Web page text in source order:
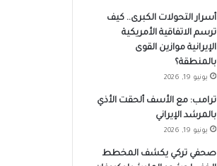
أسرار التحولات الكبرى.. كيف
ترسم الاتفاقية الأمريكية
الإيرانية موازين القوى
بالمنطقة؟
يونيو 19, 2026
ترامب: مع الأسف ألحقت الأذي
بالمرشد الإيراني
يونيو 19, 2026
صحفي تركي يكشف المخطط